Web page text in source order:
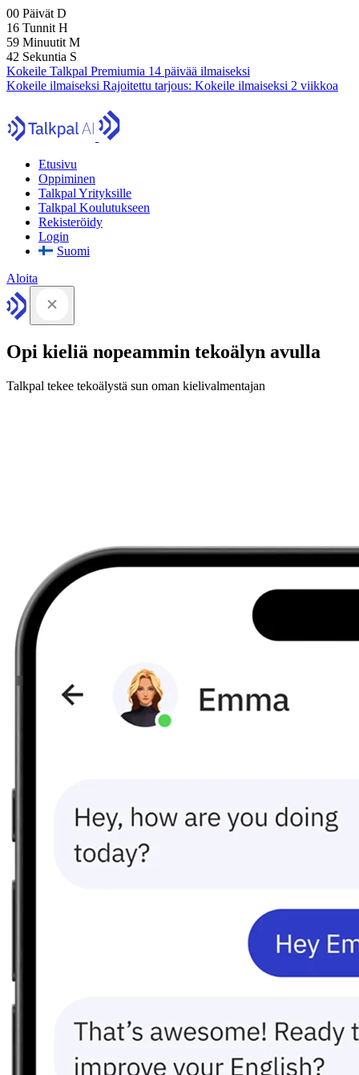
00 Päivät D
16 Tunnit H
59 Minuutit M
41 Sekuntia S
Kokeile Talkpal Premiumia 14 päivää ilmaiseksi
Kokeile ilmaiseksi Rajoitettu tarjous: Kokeile ilmaiseksi 2 viikkoa
Etusivu
Oppiminen
Talkpal Yrityksille
Talkpal Koulutukseen
Rekisteröidy
Login
Suomi
Aloita
Opi kieliä nopeammin tekoälyn avulla
Talkpal tekee tekoälystä sun oman kielivalmentajan